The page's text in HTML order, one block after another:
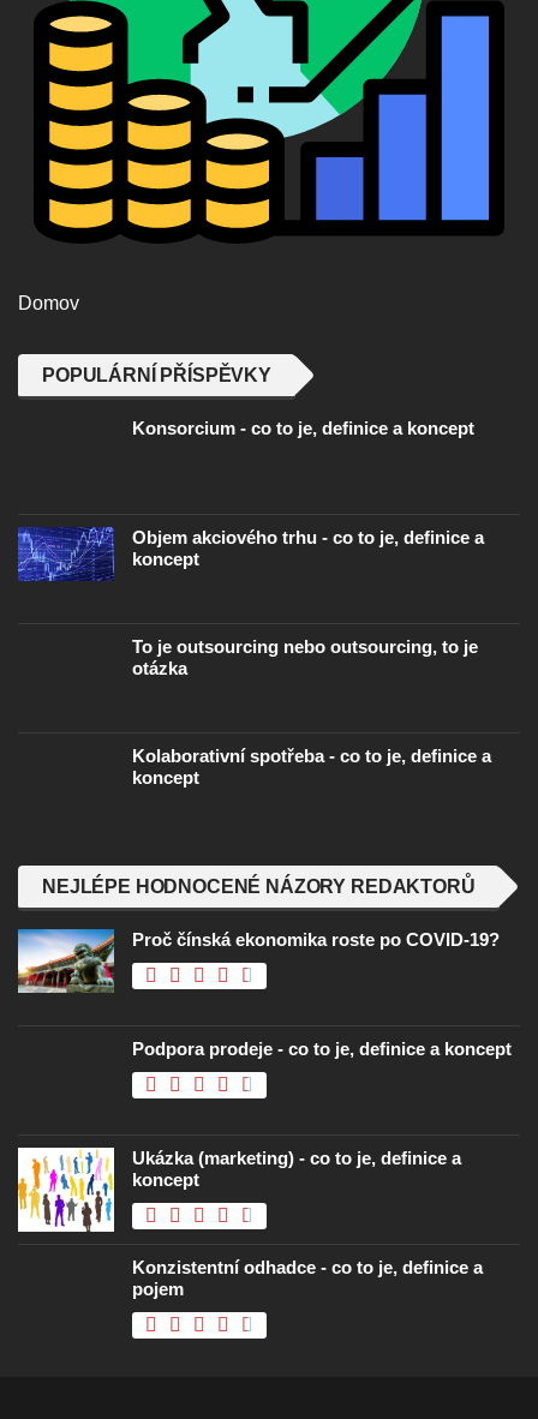
Domov
POPULÁRNÍ PŘÍSPĚVKY
Konsorcium - co to je, definice a koncept
Objem akciového trhu - co to je, definice a
koncept
To je outsourcing nebo outsourcing, to je
otázka
Kolaborativní spotřeba - co to je, definice a
koncept
NEJLÉPE HODNOCENÉ NÁZORY REDAKTORŮ
Proč čínská ekonomika roste po COVID-19?
Podpora prodeje - co to je, definice a koncept
Ukázka (marketing) - co to je, definice a
koncept
Konzistentní odhadce - co to je, definice a
pojem